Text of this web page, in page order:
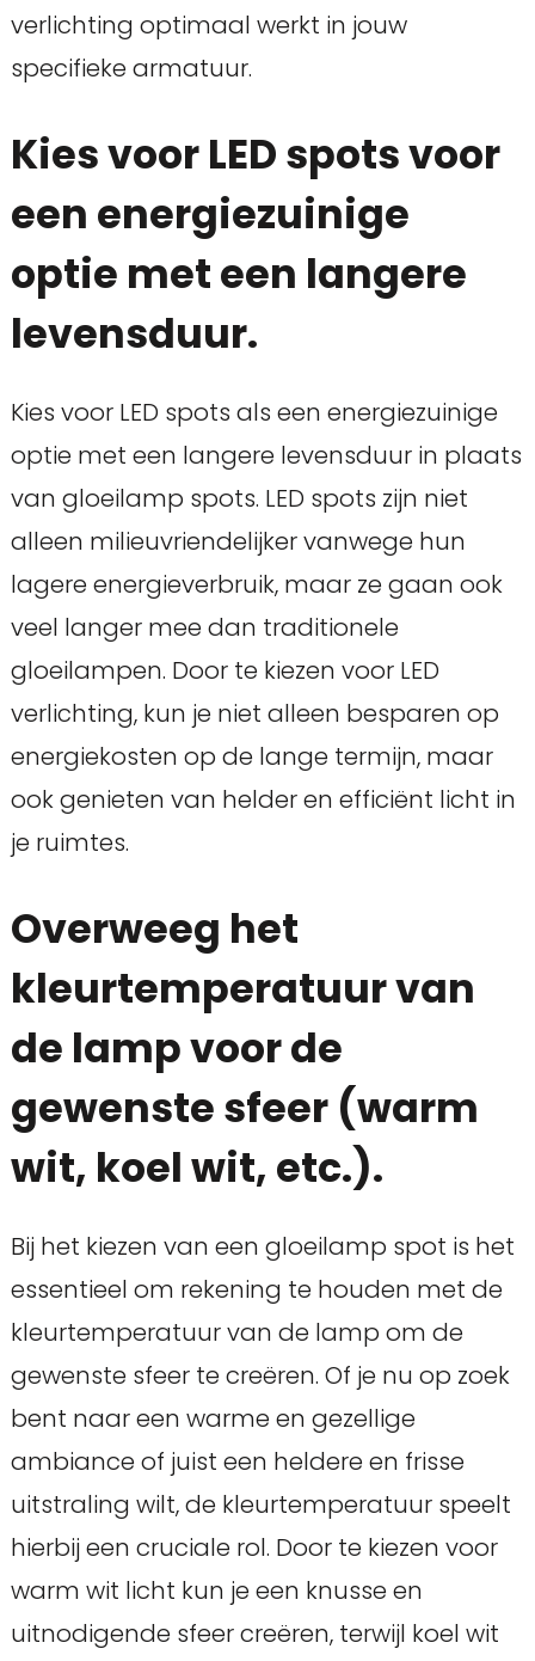
verlichting optimaal werkt in jouw
specifieke armatuur.
Kies voor LED spots voor
een energiezuinige
optie met een langere
levensduur.
Kies voor LED spots als een energiezuinige
optie met een langere levensduur in plaats
van gloeilamp spots. LED spots zijn niet
alleen milieuvriendelijker vanwege hun
lagere energieverbruik, maar ze gaan ook
veel langer mee dan traditionele
gloeilampen. Door te kiezen voor LED
verlichting, kun je niet alleen besparen op
energiekosten op de lange termijn, maar
ook genieten van helder en efficiënt licht in
je ruimtes.
Overweeg het
kleurtemperatuur van
de lamp voor de
gewenste sfeer (warm
wit, koel wit, etc.).
Bij het kiezen van een gloeilamp spot is het
essentieel om rekening te houden met de
kleurtemperatuur van de lamp om de
gewenste sfeer te creëren. Of je nu op zoek
bent naar een warme en gezellige
ambiance of juist een heldere en frisse
uitstraling wilt, de kleurtemperatuur speelt
hierbij een cruciale rol. Door te kiezen voor
warm wit licht kun je een knusse en
uitnodigende sfeer creëren, terwijl koel wit